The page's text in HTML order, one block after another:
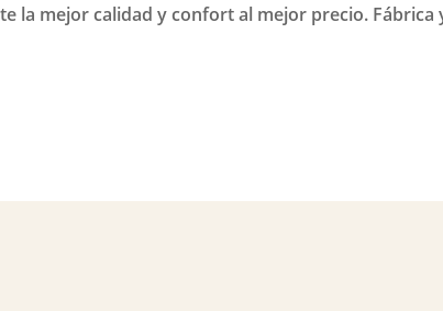
la mejor calidad y confort al mejor precio. Fábrica